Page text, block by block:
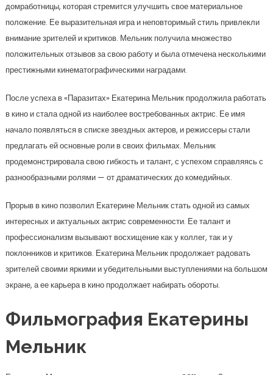
домработницы, которая стремится улучшить свое материальное
положение. Ее выразительная игра и неповторимый стиль привлекли
внимание зрителей и критиков. Мельник получила множество
положительных отзывов за свою работу и была отмечена несколькими
престижными кинематографическими наградами.
После успеха в «Паразитах» Екатерина Мельник продолжила работать
в кино и стала одной из наиболее востребованных актрис. Ее имя
начало появляться в списке звездных актеров, и режиссеры стали
предлагать ей основные роли в своих фильмах. Мельник
продемонстрировала свою гибкость и талант, с успехом справляясь с
разнообразными ролями — от драматических до комедийных.
Прорыв в кино позволил Екатерине Мельник стать одной из самых
интересных и актуальных актрис современности. Ее талант и
профессионализм вызывают восхищение как у коллег, так и у
поклонников и критиков. Екатерина Мельник продолжает радовать
зрителей своими яркими и убедительными выступлениями на большом
экране, а ее карьера в кино продолжает набирать обороты.
Фильмография Екатерины
Мельник